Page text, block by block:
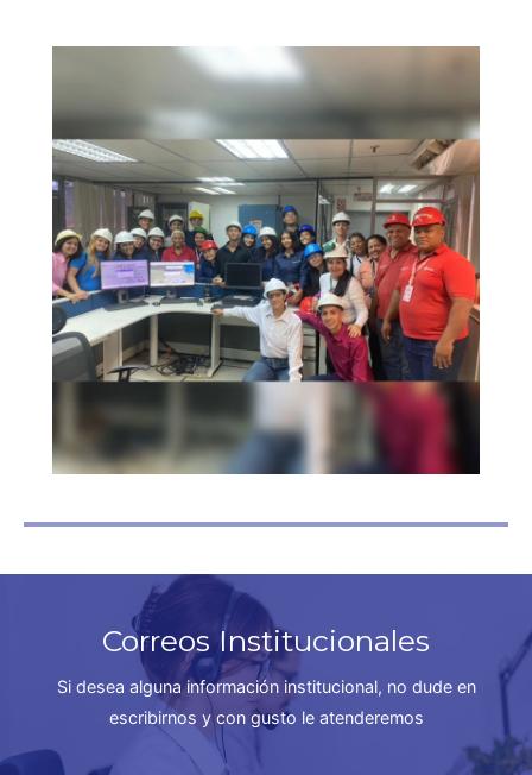
Correos Institucionales
Si desea alguna información institucional, no dude en
escribirnos y con gusto le atenderemos